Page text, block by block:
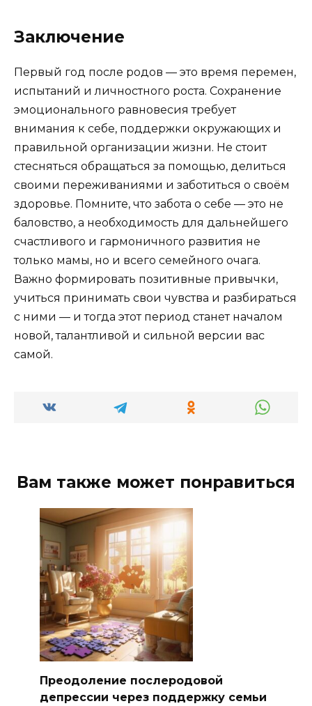
Заключение
Первый год после родов — это время перемен,
испытаний и личностного роста. Сохранение
эмоционального равновесия требует
внимания к себе, поддержки окружающих и
правильной организации жизни. Не стоит
стесняться обращаться за помощью, делиться
своими переживаниями и заботиться о своём
здоровье. Помните, что забота о себе — это не
баловство, а необходимость для дальнейшего
счастливого и гармоничного развития не
только мамы, но и всего семейного очага.
Важно формировать позитивные привычки,
учиться принимать свои чувства и разбираться
с ними — и тогда этот период станет началом
новой, талантливой и сильной версии вас
самой.
Вам также может понравиться
Преодоление послеродовой
депрессии через поддержку семьи